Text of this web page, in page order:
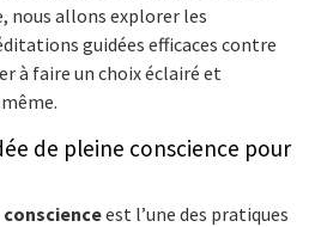
nous allons explorer les
guidées efficaces contre
à faire un choix éclairé et
de pleine conscience pour
est l’une des pratiques